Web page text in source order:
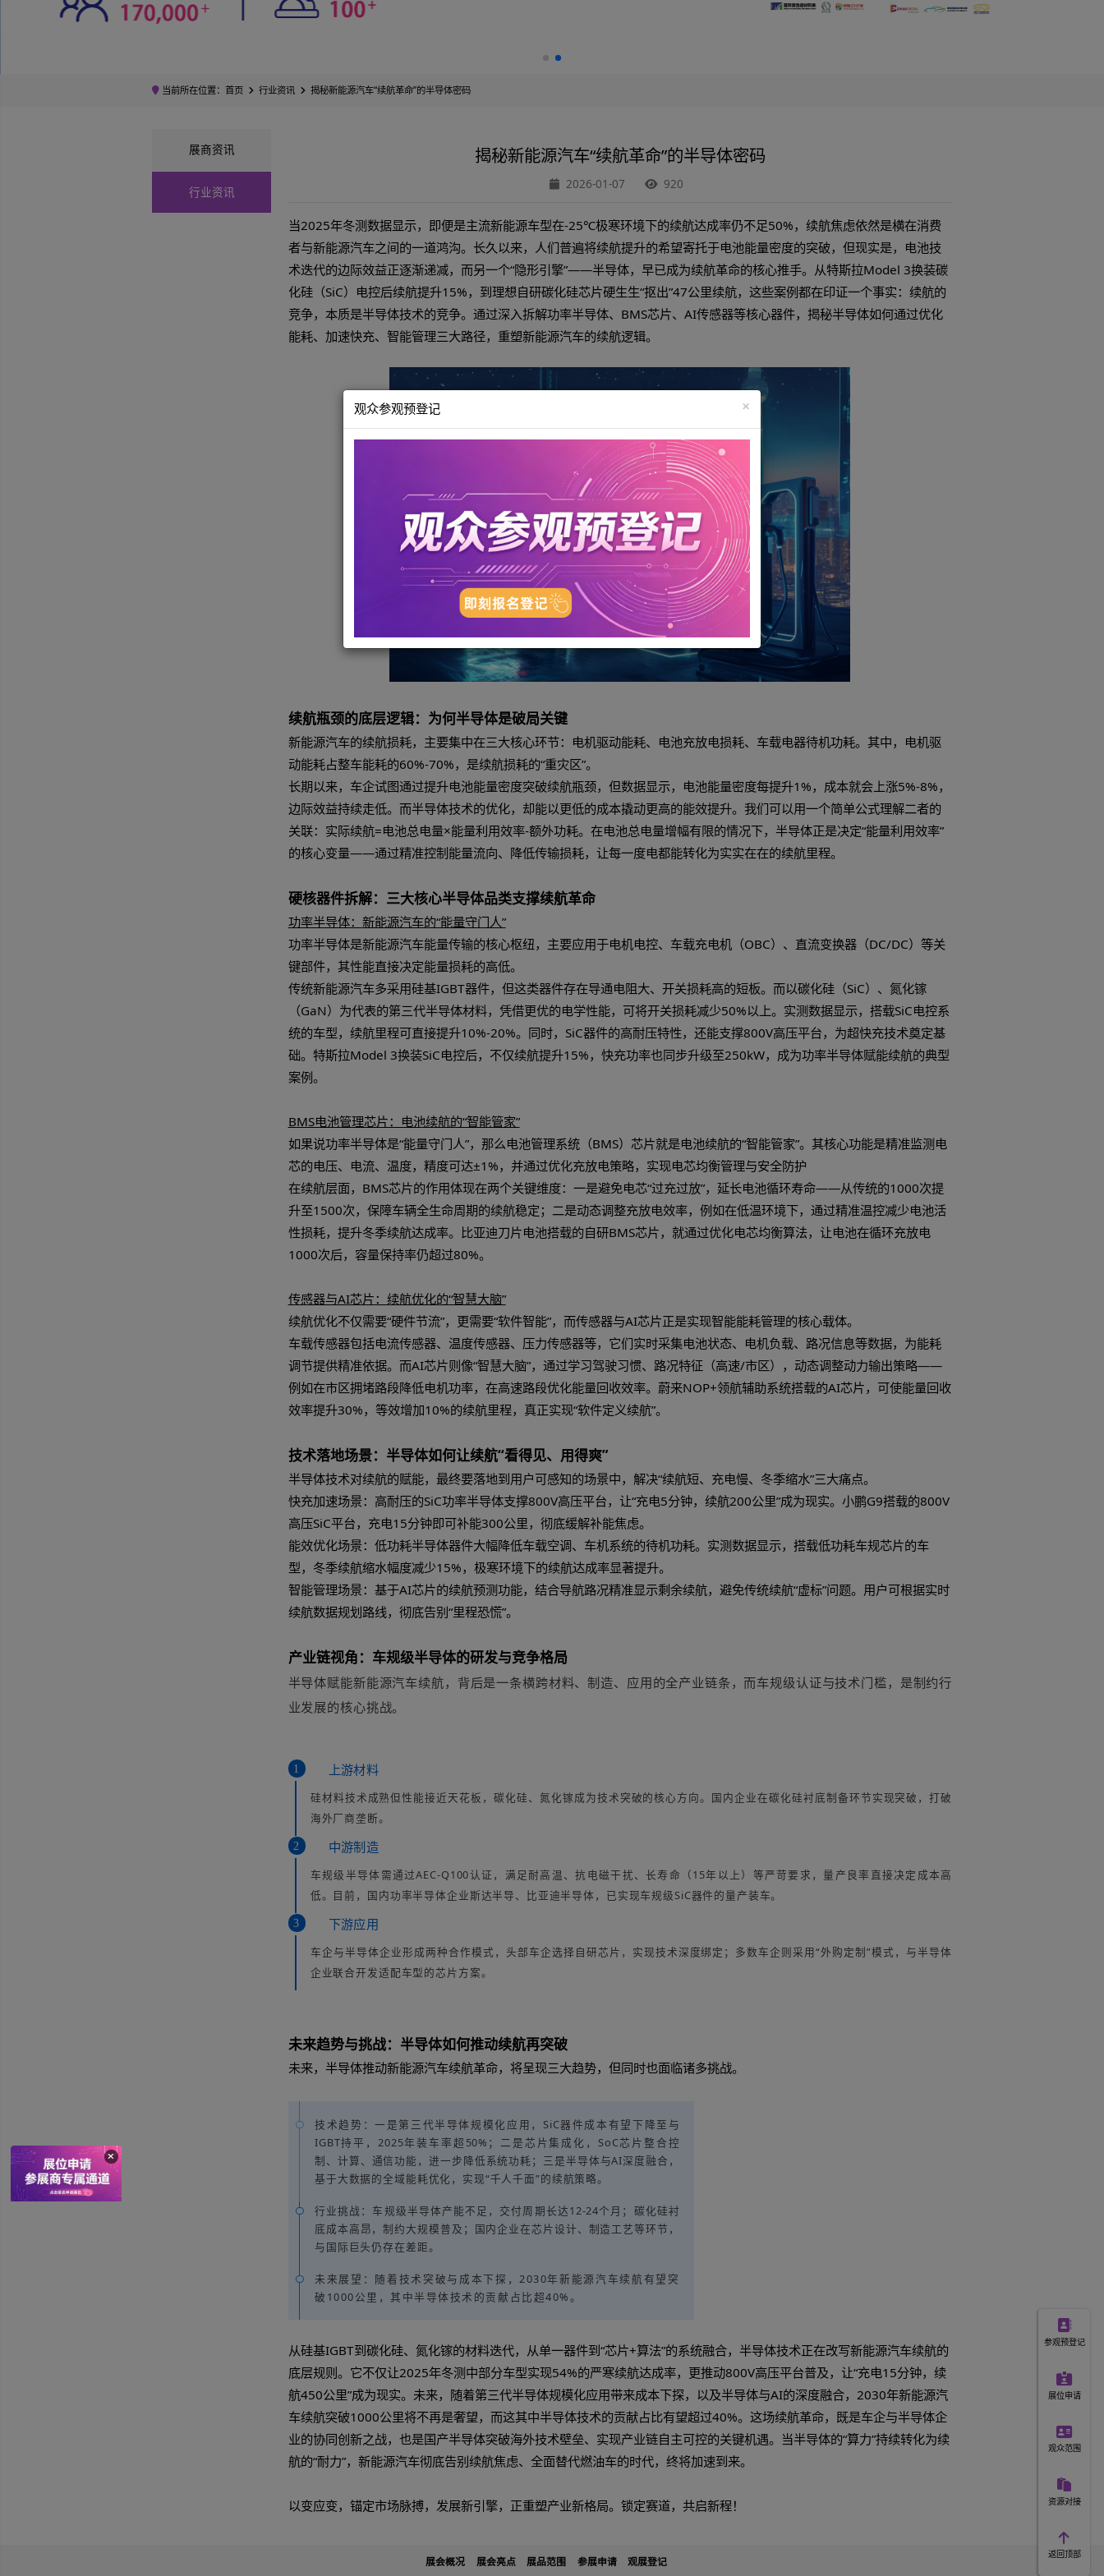
当前所在位置：首页
揭秘新能源汽车“续航革命”的半导体密码
2026-01-07 920
当2025年冬测数据显示，即便是主流新能源车型在-25℃极寒环境下的续航达成率仍不足50%，续航焦虑依然是横在消
术迭代的边际效益正逐渐递减，而另一个“隐形引擎”——半导体，早已成为续航革命的核心推手。从特斯拉Model 3换装
化硅（SiC）电控后续航提升15%，到理想自研碳化硅芯片硬生生“抠出”47公里续航，这些案例都在印证一个事实：续航
竞争，本质是半导体技术的竞争。通过深入拆解功率半导体、BMS芯片、AI传感器等核心器件，揭秘半导体如何通过优
能耗、加速快充、智能管理三大路径，重塑新能源汽车的续航逻辑。
续航瓶颈的底层逻辑：为何半导体是破局关键
新能源汽车的续航损耗，主要集中在三大核心环节：电机驱动能耗、电池充放电损耗、车载电器待机功耗。其中，电机
动能耗占整车能耗的60%-70%，是续航损耗的“重灾区”。
长期以来，车企试图通过提升电池能量密度突破续航瓶颈，但数据显示，电池能量密度每提升1%，成本就会上涨5%-
边际效益持续走低。而半导体技术的优化，却能以更低的成本撬动更高的能效提升。我们可以用一个简单公式理解二者
关联：实际续航=电池总电量×能量利用效率-额外功耗。在电池总电量增幅有限的情况下，半导体正是决定“能量利用效
的核心变量——通过精准控制能量流向、降低传输损耗，让每一度电都能转化为实实在在的续航里程。
硬核器件拆解：三大核心半导体品类支撑续航革命
功率半导体：新能源汽车的“能量守门人”
功率半导体是新能源汽车能量传输的核心枢纽，主要应用于电机电控、车载充电机（OBC）、直流变换器（DC/DC）等
键部件，其性能直接决定能量损耗的高低。
传统新能源汽车多采用硅基IGBT器件，但这类器件存在导通电阻大、开关损耗高的短板。而以碳化硅（SiC）、氮化镓
（GaN）为代表的第三代半导体材料，凭借更优的电学性能，可将开关损耗减少50%以上。实测数据显示，搭载SiC电
础。特斯拉Model 3换装SiC电控后，不仅续航提升15%，快充功率也同步升级至250kW，成为功率半导体赋能续航的
案例。
BMS电池管理芯片：电池续航的“智能管家”
如果说功率半导体是“能量守门人”，那么电池管理系统（BMS）芯片就是电池续航的“智能管家”。其核心功能是精准监测
在续航层面，BMS芯片的作用体现在两个关键维度：一是避免电芯“过充过放”，延长电池循环寿命——从传统的1000次
升至1500次，保障车辆全生命周期的续航稳定；二是动态调整充放电效率，例如在低温环境下，通过精准温控减少电池
性损耗，提升冬季续航达成率。比亚迪刀片电池搭载的自研BMS芯片，就通过优化电芯均衡算法，让电池在循环充放电
1000次后，容量保持率仍超过80%。
传感器与AI芯片：续航优化的“智慧大脑”
续航优化不仅需要“硬件节流”，更需要“软件智能”，而传感器与AI芯片正是实现智能能耗管理的核心载体。
车载传感器包括电流传感器、温度传感器、压力传感器等，它们实时采集电池状态、电机负载、路况信息等数据，为能
例如在市区拥堵路段降低电机功率，在高速路段优化能量回收效率。蔚来NOP+领航辅助系统搭载的AI芯片，可使能量
技术落地场景：半导体如何让续航“看得见、用得爽”
半导体技术对续航的赋能，最终要落地到用户可感知的场景中，解决“续航短、充电慢、冬季缩水”三大痛点。
高压SiC平台，充电15分钟即可补能300公里，彻底缓解补能焦虑。
能效优化场景：低功耗半导体器件大幅降低车载空调、车机系统的待机功耗。实测数据显示，搭载低功耗车规芯片的车
智能管理场景：基于AI芯片的续航预测功能，结合导航路况精准显示剩余续航，避免传统续航“虚标”问题。用户可根据
续航数据规划路线，彻底告别“里程恐慌”。
半导体赋能新能源汽车续航，背后是一条横跨材料、制造、应用的全产业链条，而车规级认证与技术门槛，是制
业发展的核心挑战。
1 上游材料
硅材料技术成熟但性能接近天花板，碳化硅、氮化镓成为技术突破的核心方向。国内企业在碳化硅衬底制备环节实现突破，
海外厂商垄断。
2 中游制造
车规级半导体需通过AEC-Q100认证，满足耐高温、抗电磁干扰、长寿命（15年以上）等严苛要求，量产良率直接决定成
低。目前，国内功率半导体企业斯达半导、比亚迪半导体，已实现车规级SiC器件的量产装车。
车企与半导体企业形成两种合作模式，头部车企选择自研芯片，实现技术深度绑定；多数车企则采用“外购定制”模式，与半
企业联合开发适配车型的芯片方案。
未来趋势与挑战：半导体如何推动续航再突破
未来，半导体推动新能源汽车续航革命，将呈现三大趋势，但同时也面临诸多挑战。
技术趋势：一是第三代半导体规模化应用，SiC器件成本有望下降至与
观众参观预登记